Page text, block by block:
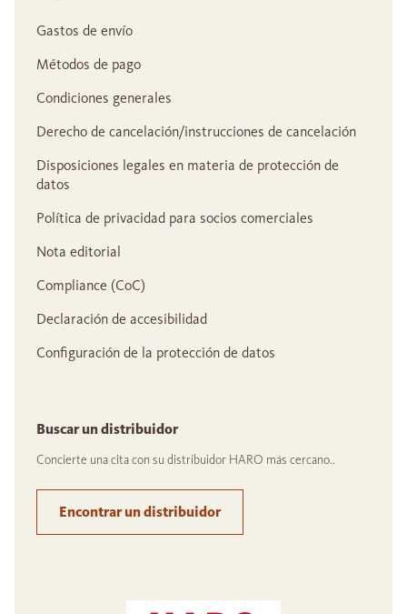
Gastos de envío
Métodos de pago
Condiciones generales
Derecho de cancelación/instrucciones de cancelación
Disposiciones legales en materia de protección de
datos
Política de privacidad para socios comerciales
Nota editorial
Compliance (CoC)
Declaración de accesibilidad
Configuración de la protección de datos
Buscar un distribuidor
Concierte una cita con su distribuidor HARO más cercano..
Encontrar un distribuidor